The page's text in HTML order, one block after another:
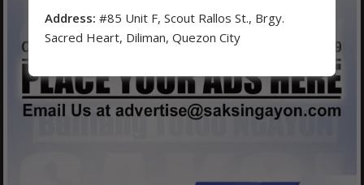
Address: #85 Unit F, Scout Rallos St., Brgy.
Sacred Heart, Diliman, Quezon City